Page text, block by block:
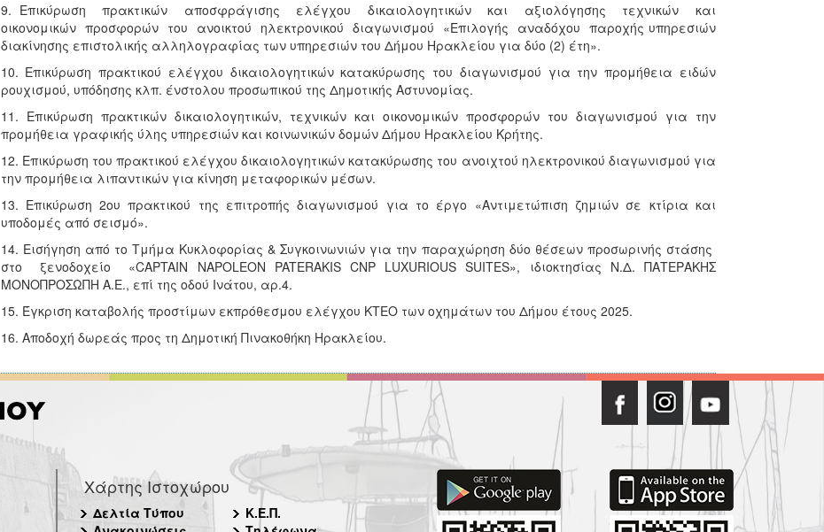
9. Επικύρωση πρακτικών αποσφράγισης ελέγχου δικαιολογητικών και αξιολόγησης τεχνικών και
οικονομικών προσφορών του ανοικτού ηλεκτρονικού διαγωνισμού «Επιλογής αναδόχου παροχής υπηρεσιών
διακίνησης επιστολικής αλληλογραφίας των υπηρεσιών του Δήμου Ηρακλείου για δύο (2) έτη».
10. Επικύρωση πρακτικού ελέγχου δικαιολογητικών κατακύρωσης του διαγωνισμού για την προμήθεια ειδών
ρουχισμού, υπόδησης κλπ. ένστολου προσωπικού της Δημοτικής Αστυνομίας.
11. Επικύρωση πρακτικών δικαιολογητικών, τεχνικών και οικονομικών προσφορών του διαγωνισμού για την
προμήθεια γραφικής ύλης υπηρεσιών και κοινωνικών δομών Δήμου Ηρακλείου Κρήτης.
12. Επικύρωση του πρακτικού ελέγχου δικαιολογητικών κατακύρωσης του ανοιχτού ηλεκτρονικού διαγωνισμού για
την προμήθεια λιπαντικών για κίνηση μεταφορικών μέσων.
13. Επικύρωση 2ου πρακτικού της επιτροπής διαγωνισμού για το έργο «Αντιμετώπιση ζημιών σε κτίρια και
υποδομές από σεισμό».
14. Εισήγηση από το Τμήμα Κυκλοφορίας & Συγκοινωνιών για την παραχώρηση δύο θέσεων προσωρινής στάσης
στο ξενοδοχείο «CAPTAIN NAPOLEON PATERAKIS CNP LUXURIOUS SUITES», ιδιοκτησίας Ν.Δ. ΠΑΤΕΡΑΚΗΣ
ΜΟΝΟΠΡΟΣΩΠΗ Α.Ε., επί της οδού Ινάτου, αρ.4.
15. Έγκριση καταβολής προστίμων εκπρόθεσμου ελέγχου ΚΤΕΟ των οχημάτων του Δήμου έτους 2025.
16. Αποδοχή δωρεάς προς τη Δημοτική Πινακοθήκη Ηρακλείου.
Χάρτης Ιστοχώρου
Δελτία Τύπου
Κ.Ε.Π.